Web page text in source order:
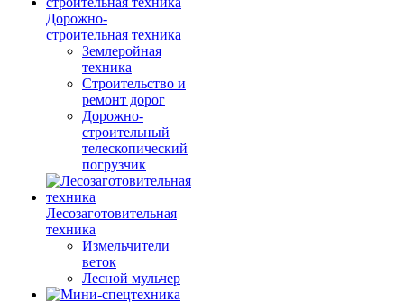
Дорожно-
строительная техника
Землеройная
техника
Строительство и
ремонт дорог
Дорожно-
строительный
телескопический
погрузчик
Лесозаготовительная
техника
Измельчители
веток
Лесной мульчер